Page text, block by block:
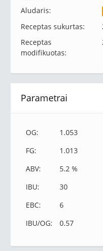
Aludaris:
Receptas sukurtas:
Receptas
modifikuotas:
Parametrai
OG:
1.053
FG:
1.013
ABV:
5.2 %
IBU:
30
EBC:
6
IBU/OG:
0.57